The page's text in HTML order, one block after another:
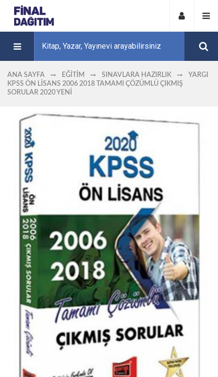
ANA SAYFA EĞITIM SINAVLARA HAZIRLIK
YARGI
KPSS ÖN LISANS 2006 2018 TAMAMI ÇÖZÜMLÜ ÇIKMIŞ
SORULAR 2020 YENİ